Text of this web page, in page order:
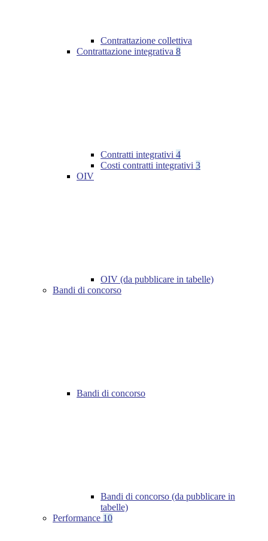
Contrattazione collettiva
Contrattazione integrativa 8
Contratti integrativi 4
Costi contratti integrativi 3
OIV
OIV (da pubblicare in tabelle)
Bandi di concorso
Bandi di concorso
Bandi di concorso (da pubblicare in
tabelle)
Performance 10